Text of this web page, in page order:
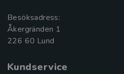
Besöksadress:
Åkergränden 1
Kundservice